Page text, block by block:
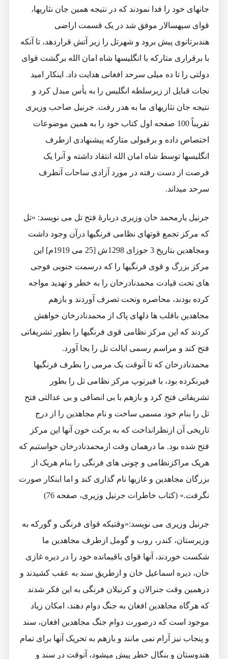
جانهای خود را فدا نمودند که در نتیجه همین جان نثاریها،
قوای سپهسالار موفق شد در یک قسمت اراضی
هندبرتانوی پیش برود و شهرتل را زیر آتش قراردهد، تا آنکه
با برقراری متارکه با انگلیسها شاه امان الله برگشت قوای
دولتی را تا ده میلی سرحد افغانی هدایت داد. اینکار امید
نجات قبایل از زیرسلطه انگلیس را به یأس مبدل کرد و
نتیجه جان نثاریهای ما به هدر رفت. جرنیل صاحب وزیری
تقریباً 100 صفحه اول کتاب خود را به همین موضوعات
اختصاص داده و برقبولی متارکه پیشنهادی ازطرف
انگلیسها توسط شاه امان الله انتقاد داشته و آنرا یک
فرصت از دست رفته در مورد آزادی ساحات آنطرف
سرحد میداند.
جرنیل یارمحمد خان وزیری دربارۀ فتح تل می نویسد: «تل
که مرکز تجمع قوتهای نظامی فرنگیها درآن وجود داشت
ومجاهدین بتاریخ 3 جوزای 1298ش [25 می 1919م] این
مرکز بزرگ و قوی فرنگیها را که درسمت جنوبی فوجی
های تحت قیادت محمدنادرخان را به خطر و تهدید مواجه
کرده بودند، محاصره وتحت تصرف آوردند و بازهم
مجاهدین باقلب ها دلهای پاک از محمدنادرخان خواهش
کردند که این مرکز نظامی قوی فرنگیها را بطور تشریفاتی
فتح کند و مراسم رسمی ایالت تل را بجا آورد.
محمدنادرخان که تا آنوقت یک مرمی را بطرف فرنگیها
فیرنکرده بود، با فیرتوپ مرکز نظامی تل را بطور
تشریفاتی فتح کرد و بازهم با بی انصافی و بی عدالتی فتح
تل را بنام خود مسمی ساخت و نام مجاهدین را از درج
تاریخی آن ازنظرانداخت که به برکت خون آنها این مرکز
فتح شده بود. ما درهمان وقت ازمحمدنادرخان خواستیم که
هریک مراکزنظامی و چونی های فرنگی را بنام هریک از
بزرگان مجاهدین و غازیها نام گذاری کند و اما اینکار صورت
نگرفت.» (کتاب خاطرات جرنیل وزیری، صفحه 76)
جرنیل وزیری می نویسد:«وقتیکه قوای فرنگی و گورکه به
وزیرستان، کندر، روب و گومل ازطرف مجاهدین ما
شکست خوردند، آنها قوای باقیمانده خود را در دیره غازی
خان، دیره اسماعیل خان و ازطریق سند به عقب کشیدند و
درهمین وقت جنرالان و کرنیلان فرنگی به این فکر شدند
که هرگاه مجاهدین افغان به جنگ دوام دهند، امکان زیاد
موجود است که درصورت دوام جنگ مجاهدین افغان، سند
و پنجاب نیز آرام نمی مانند و بازهم به تحریک آنها برای تمام
هندوستان و بنگال خطر پیش میشود، آنوقت در سند و